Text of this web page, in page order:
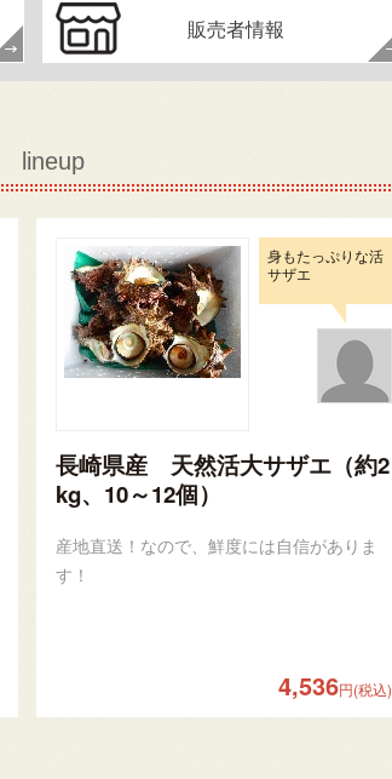
販売者情報
lineup
身もたっぷりな活
サザエ
長崎県産 天然活大サザエ（約2
kg、10～12個）
産地直送！なので、鮮度には自信がありま
す！
4,536円(税込)